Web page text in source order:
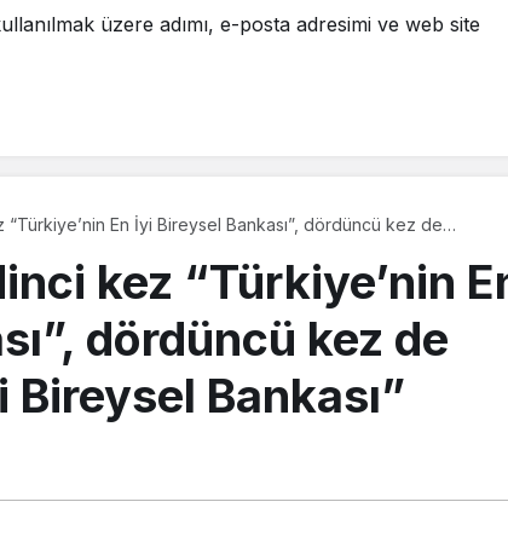
kez “Türkiye’nin En
dördüncü kez de
Bankası”
ve ürünleriyle Türkiye’de sektörüne öncülük
finans dergilerindenWorld Financetarafından, üst üste